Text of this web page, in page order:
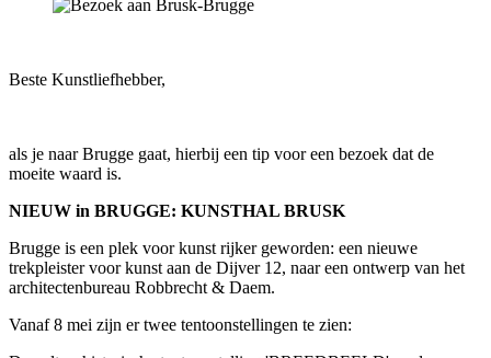
Beste Kunstliefhebber,
als je naar Brugge gaat, hierbij een tip voor een bezoek dat de
moeite waard is.
NIEUW in BRUGGE: KUNSTHAL BRUSK
Brugge is een plek voor kunst rijker geworden: een nieuwe
trekpleister voor kunst aan de Dijver 12, naar een ontwerp van het
architectenbureau Robbrecht & Daem.
Vanaf 8 mei zijn er twee tentoonstellingen te zien: